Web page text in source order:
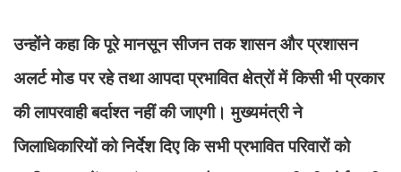
उन्होंने कहा कि पूरे मानसून सीजन तक शासन और प्रशासन
अलर्ट मोड पर रहे तथा आपदा प्रभावित क्षेत्रों में किसी भी प्रकार
की लापरवाही बर्दाश्त नहीं की जाएगी। मुख्यमंत्री ने
जिलाधिकारियों को निर्देश दिए कि सभी प्रभावित परिवारों को